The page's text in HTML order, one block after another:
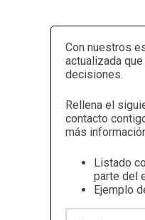
Con nuestros
actualizada
decisiones.
Rellena el
contacto
más
Listado
parte del
Ejemplo
Nombre